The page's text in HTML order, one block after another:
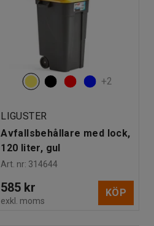
+2
LIGUSTER
Avfallsbehållare med lock,
120 liter, gul
Art. nr: 314644
585 kr
exkl. moms
KÖP